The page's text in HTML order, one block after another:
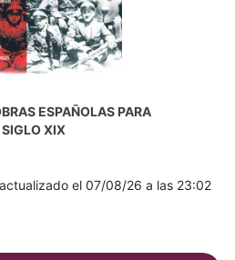
ESPAÑOLAS PARA
XIX
el 07/08/26 a las 23:02